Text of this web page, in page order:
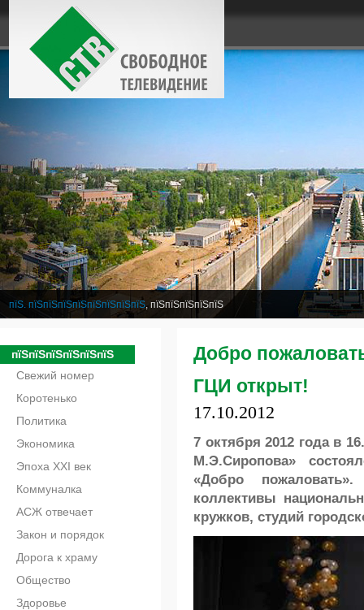
пїЅ. пїЅпїЅпїЅпїЅпїЅпїЅпїЅпїЅ, пїЅпїЅпїЅпїЅпїЅ
пїЅпїЅпїЅпїЅпїЅпїЅ
Свежий номер
Коротенько
Политика
Экономика
Эпоха XXI век
Коммуналка
АСЖ отвечает
Закон и порядок
Дорога к храму
Общество
Здоровье
Добро
ГЦИ открыт!
17.10.2012
7 октября 2012 года в
М.Э.Сиропова»
«Добро
коллективы
кружков, студий